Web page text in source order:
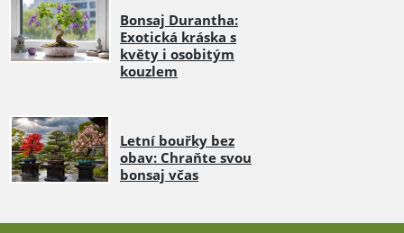
Bonsaj Durantha:
Exotická kráska s
květy i osobitým
kouzlem
Letní bouřky bez
obav: Chraňte svou
bonsaj včas